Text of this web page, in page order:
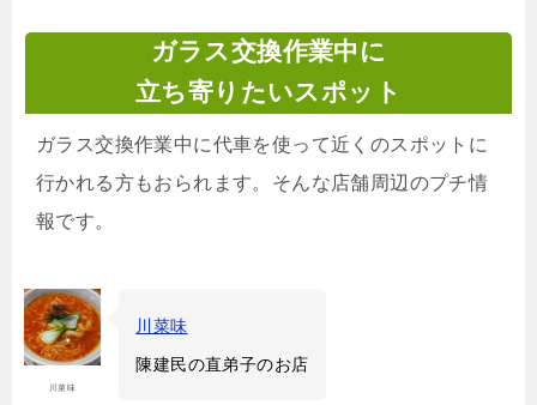
ガラス交換作業中に
立ち寄りたいスポット
ガラス交換作業中に代車を使って近くのスポットに
行かれる方もおられます。そんな店舗周辺のプチ情
報です。
川菜味
川菜味
陳建民の直弟子のお店